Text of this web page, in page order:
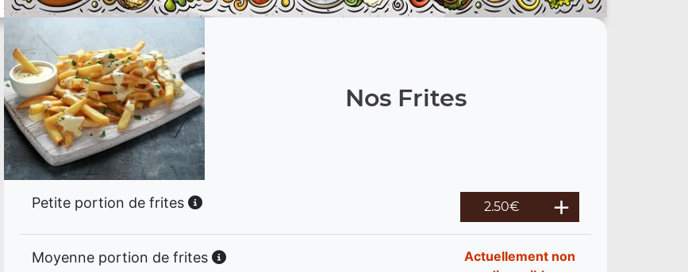
Nos Frites
Petite portion de frites 2.50€
Moyenne portion de frites
Actuellement non